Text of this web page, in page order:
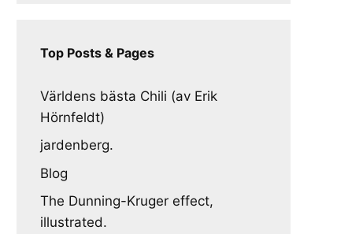
Top Posts & Pages
Världens bästa Chili (av Erik
Hörnfeldt)
jardenberg.
Blog
The Dunning-Kruger effect,
illustrated.